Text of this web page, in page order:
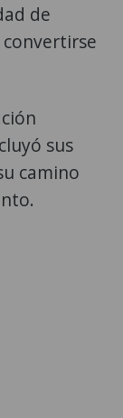
de
convertirse
sus
camino